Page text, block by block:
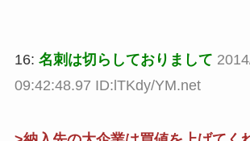
16: 名刺は切らしておりまして
09:42:48.97 ID:lTKdy/YM.net